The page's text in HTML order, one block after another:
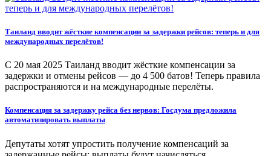
Таиланд вводит жёсткие компенсации за задержки рейсов: теперь и для
международных перелётов!
С 20 мая 2025 Таиланд вводит жёсткие компенсации за
задержки и отмены рейсов — до 4 500 батов! Теперь правила
распространяются и на международные перелёты.
Компенсация за задержку рейса без нервов: Госдума предложила
автоматизировать выплаты
Депутаты хотят упростить получение компенсаций за